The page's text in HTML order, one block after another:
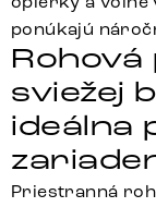
ponúkajú
Rohová
sviežej
ideálna
Priestranná